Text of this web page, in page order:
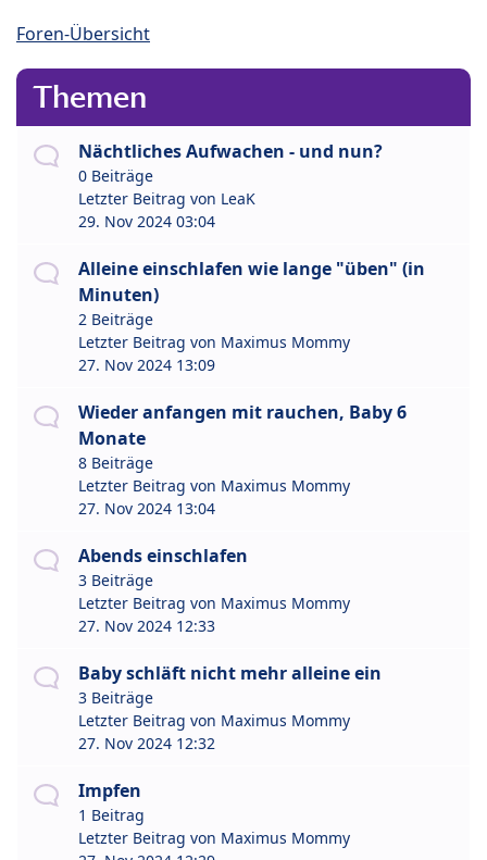
Foren-Übersicht
Themen
Nächtliches Aufwachen - und nun?
0 Beiträge
Letzter Beitrag von LeaK
29. Nov 2024 03:04
Alleine einschlafen wie lange "üben" (in
Minuten)
2 Beiträge
Letzter Beitrag von Maximus Mommy
27. Nov 2024 13:09
Wieder anfangen mit rauchen, Baby 6
Monate
8 Beiträge
Letzter Beitrag von Maximus Mommy
27. Nov 2024 13:04
Abends einschlafen
3 Beiträge
Letzter Beitrag von Maximus Mommy
27. Nov 2024 12:33
Baby schläft nicht mehr alleine ein
3 Beiträge
Letzter Beitrag von Maximus Mommy
27. Nov 2024 12:32
Impfen
1 Beitrag
Letzter Beitrag von Maximus Mommy